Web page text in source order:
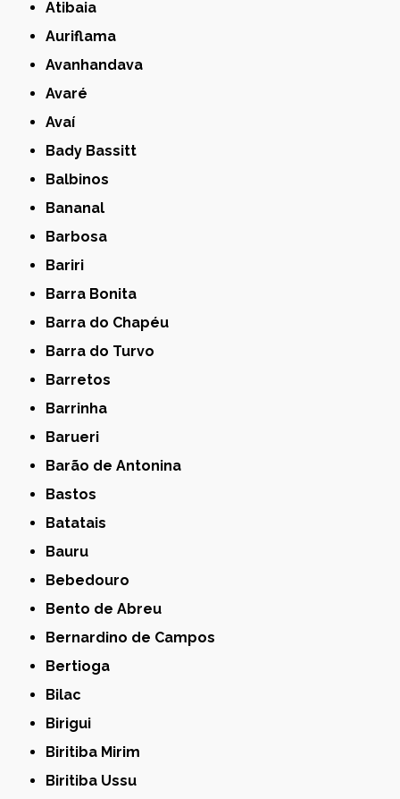
Atibaia
Auriflama
Avanhandava
Avaré
Avaí
Bady Bassitt
Balbinos
Bananal
Barbosa
Bariri
Barra Bonita
Barra do Chapéu
Barra do Turvo
Barretos
Barrinha
Barueri
Barão de Antonina
Bastos
Batatais
Bauru
Bebedouro
Bento de Abreu
Bernardino de Campos
Bertioga
Bilac
Birigui
Biritiba Mirim
Biritiba Ussu